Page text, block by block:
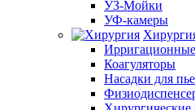
УЗ-Мойки
УФ-камеры
Коагуляторы
Насадки для